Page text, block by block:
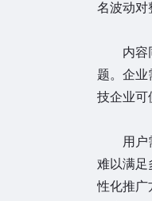
名波动对
内容
题。企业
技企业可
用户
难以满足
性化推广